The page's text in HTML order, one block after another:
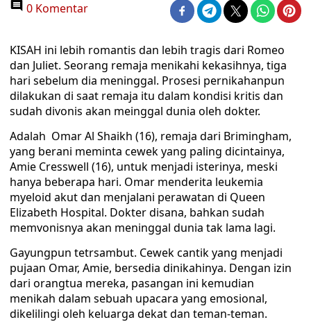
0 Komentar
KISAH ini lebih romantis dan lebih tragis dari Romeo
dan Juliet. Seorang remaja menikahi kekasihnya, tiga
hari sebelum dia meninggal. Prosesi pernikahanpun
dilakukan di saat remaja itu dalam kondisi kritis dan
sudah divonis akan meinggal dunia oleh dokter.
Adalah Omar Al Shaikh (16), remaja dari Brimingham,
yang berani meminta cewek yang paling dicintainya,
Amie Cresswell (16), untuk menjadi isterinya, meski
hanya beberapa hari. Omar menderita leukemia
myeloid akut dan menjalani perawatan di Queen
Elizabeth Hospital. Dokter disana, bahkan sudah
memvonisnya akan meninggal dunia tak lama lagi.
Gayungpun tetrsambut. Cewek cantik yang menjadi
pujaan Omar, Amie, bersedia dinikahinya. Dengan izin
dari orangtua mereka, pasangan ini kemudian
menikah dalam sebuah upacara yang emosional,
dikelilingi oleh keluarga dekat dan teman-teman.